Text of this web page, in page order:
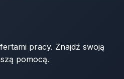
pracy. Znajdź swoją
pomocą.